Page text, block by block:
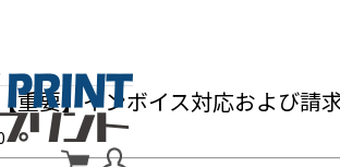
【重要】インボイス対応および